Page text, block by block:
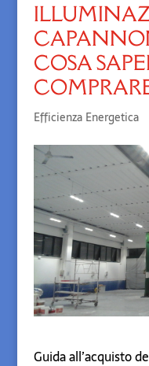
COSA
Efficienza Energetica
Guida all’acquisto